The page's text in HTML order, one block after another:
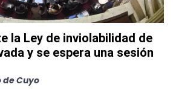
la Ley de inviolabilidad de
y se espera una sesión
de Cuyo